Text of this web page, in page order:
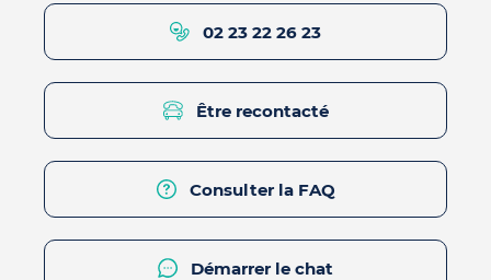
02 23 22 26 23
Être recontacté
Consulter la FAQ
Démarrer le chat